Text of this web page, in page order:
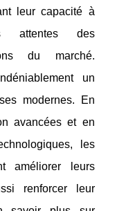
leur capacité à
attentes des
du marché.
un
modernes. En
avancées et en
les
améliorer leurs
renforcer leur